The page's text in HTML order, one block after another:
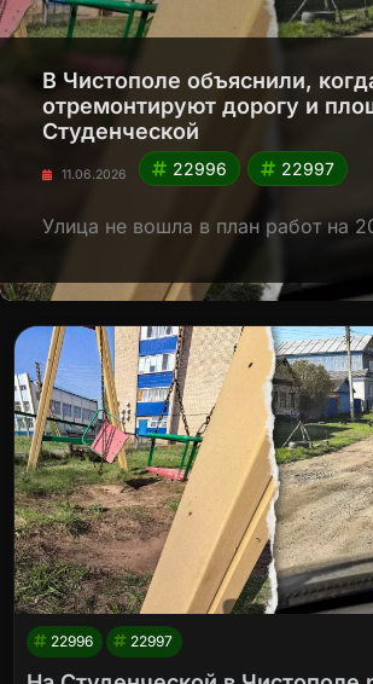
В Чистополе объяснили,
отремонтируют дорогу и
Студенческой
11.06.2026 22996 22997
Улица не вошла в план работ на
22996 22997